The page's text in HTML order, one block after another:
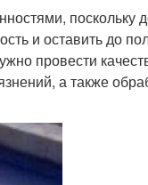
поскольку
и оставить до
провести
а также